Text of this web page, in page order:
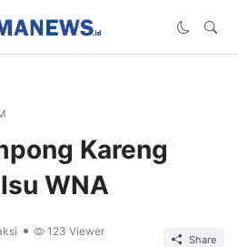
Kareng
WNA
123 Viewer
Share